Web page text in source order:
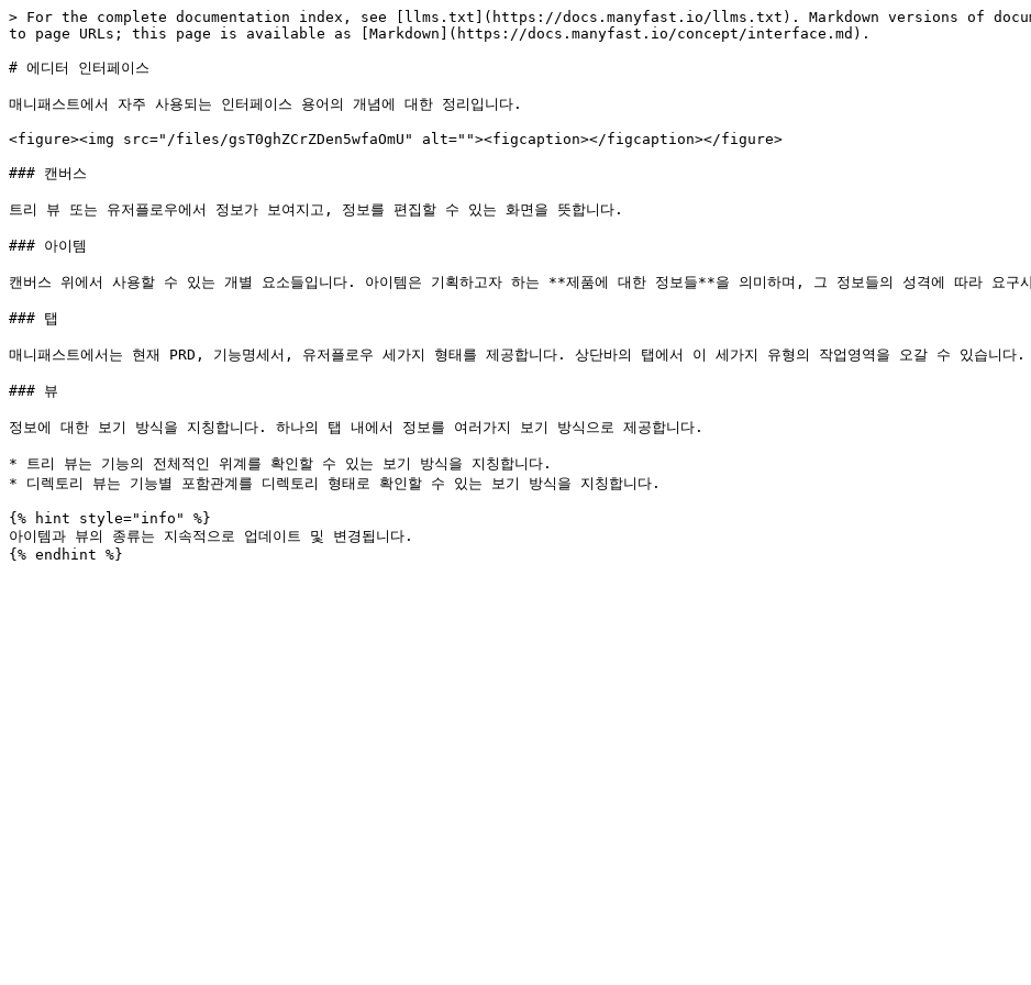
> For the complete documentation index, see [llms.txt](https://docs.manyfast.io/llms.txt). Markdown versions of
to page URLs; this page is available as [Markdown](https://docs.manyfast.io/concept/interface.md).
# 에디터 인터페이스
매니패스트에서 자주 사용되는 인터페이스 용어의 개념에 대한 정리입니다.
<figure><img src="/files/gsT0ghZCrZDen5wfaOmU" alt=""><figcaption></figcaption></figure>
### 캔버스
트리 뷰 또는 유저플로우에서 정보가 보여지고, 정보를 편집할 수 있는 화면을 뜻합니다.
### 아이템
캔버스 위에서 사용할 수 있는 개별 요소들입니다. 아이템은 기획하고자 하는 **제품에 대한 정보들**을 의미하며, 그 정보들의 성격에 따라 요구
### 탭
매니패스트에서는 현재 PRD, 기능명세서, 유저플로우 세가지 형태를 제공합니다. 상단바의 탭에서 이 세가지 유형의 작업영역을 오갈 수 있습니다.
### 뷰
정보에 대한 보기 방식을 지칭합니다. 하나의 탭 내에서 정보를 여러가지 보기 방식으로 제공합니다.
* 트리 뷰는 기능의 전체적인 위계를 확인할 수 있는 보기 방식을 지칭합니다.
* 디렉토리 뷰는 기능별 포함관계를 디렉토리 형태로 확인할 수 있는 보기 방식을 지칭합니다.
{% hint style="info" %}
아이템과 뷰의 종류는 지속적으로 업데이트 및 변경됩니다.